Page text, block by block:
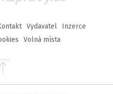
Vydavatel
Inzerce
Volná místa